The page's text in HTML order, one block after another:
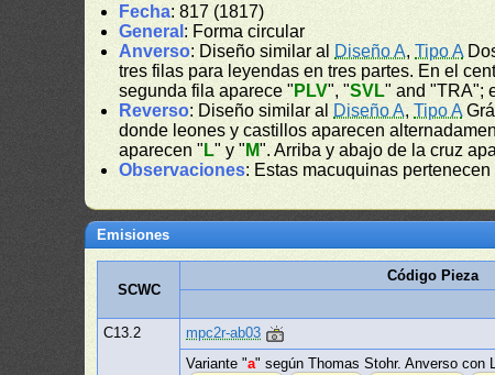
Fecha: 817 (1817)
General : Forma circular
Anverso: Diseño similar al Diseño A,Tipo A
tres filas para leyendas en tres partes. En el
segunda fila aparece " PLV", "SVL" and "TRA";
Reverso: Diseño similar al Diseño A,Tipo A
donde leones y castillos aparecen
aparecen " L" y " M". Arriba y abajo de la cruz
Observaciones: Estas macuquinas
Emisiones
SCWC
Código Pieza
C13.2
mpc2r-ab03
Variante "a" según Thomas Stohr. Anverso con